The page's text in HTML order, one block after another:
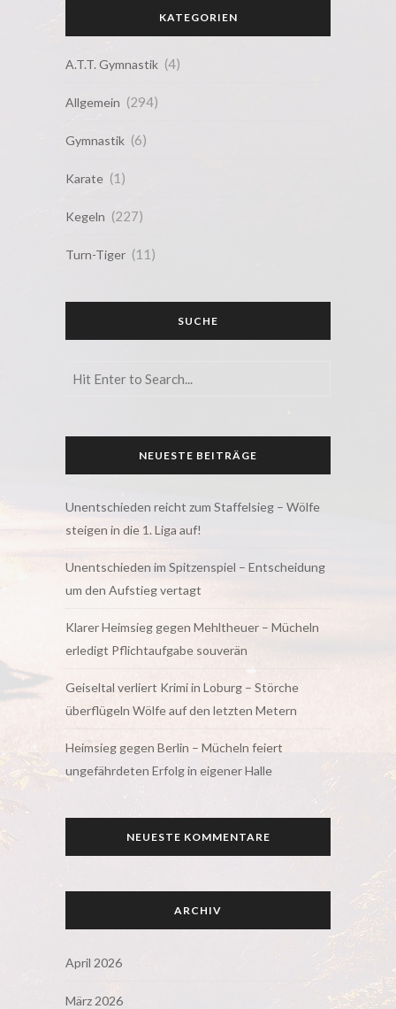
KATEGORIEN
A.T.T. Gymnastik (4)
Allgemein (294)
Gymnastik (6)
Karate (1)
Kegeln (227)
Turn-Tiger (11)
SUCHE
NEUESTE BEITRÄGE
Unentschieden reicht zum Staffelsieg – Wölfe
steigen in die 1. Liga auf!
Unentschieden im Spitzenspiel – Entscheidung
um den Aufstieg vertagt
Klarer Heimsieg gegen Mehltheuer – Mücheln
erledigt Pflichtaufgabe souverän
Geiseltal verliert Krimi in Loburg – Störche
überflügeln Wölfe auf den letzten Metern
Heimsieg gegen Berlin – Mücheln feiert
ungefährdeten Erfolg in eigener Halle
NEUESTE KOMMENTARE
ARCHIV
April 2026
März 2026